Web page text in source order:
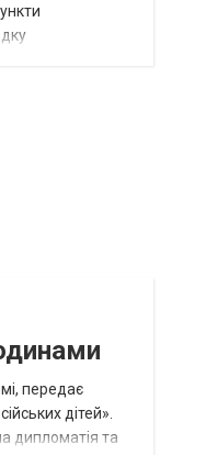
передає
дітей».
дипломатія та